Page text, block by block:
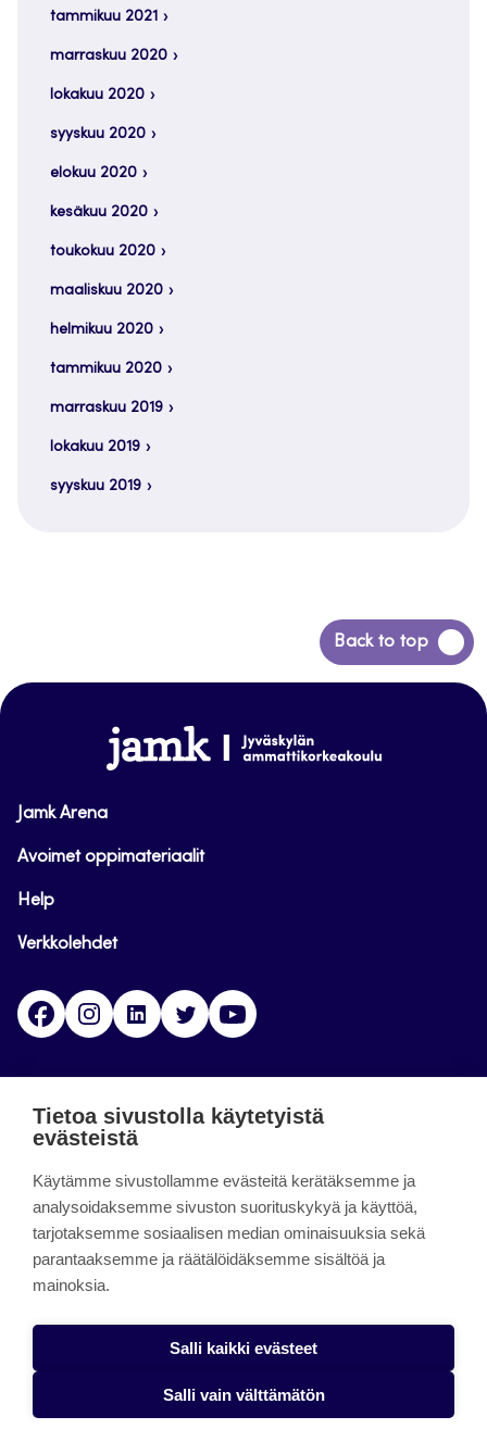
tammikuu 2021
marraskuu 2020
lokakuu 2020
syyskuu 2020
elokuu 2020
kesäkuu 2020
toukokuu 2020
maaliskuu 2020
helmikuu 2020
tammikuu 2020
marraskuu 2019
lokakuu 2019
syyskuu 2019
Back to top
Siirry
takaisin
www.jamk.fi
Jamk Arena
Avoimet oppimateriaalit
Help
Verkkolehdet
FacebookInstagramLinkedinTwitter
päättynyt 11.9.2023.
About the site
Käyttöehdot
Alasottoilmoitus
Tietoa sivustolla käytetyistä
evästeistä
Käytämme sivustollamme evästeitä kerätäksemme ja
analysoidaksemme sivuston suorituskykyä ja käyttöä,
tarjotaksemme sosiaalisen median ominaisuuksia sekä
parantaaksemme ja räätälöidäksemme sisältöä ja
mainoksia.
Salli kaikki evästeet
Salli vain välttämätön